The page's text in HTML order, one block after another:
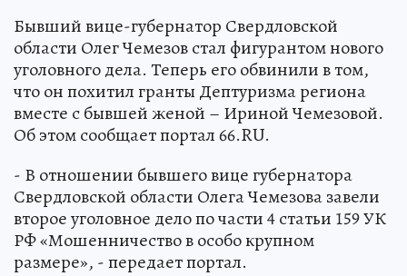
Бывший вице-губернатор Свердловской
области Олег Чемезов стал фигурантом нового
уголовного дела. Теперь его обвинили в том,
что он похитил гранты Дептуризма региона
вместе с бывшей женой – Ириной Чемезовой.
Об этом сообщает портал 66.RU.
- В отношении бывшего вице губернатора
Свердловской области Олега Чемезова завели
второе уголовное дело по части 4 статьи 159 УК
РФ «Мошенничество в особо крупном
размере», - передает портал.